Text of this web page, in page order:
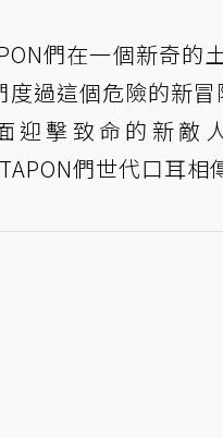
們在一個新奇的
過這個危險的新
迎擊致命的新敵
們世代口耳相